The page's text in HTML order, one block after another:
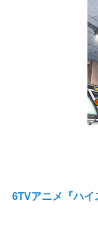
6TVアニメ『ハ